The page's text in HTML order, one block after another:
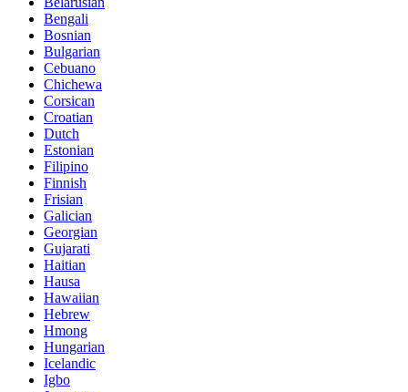
Bengali
Bosnian
Bulgarian
Cebuano
Chichewa
Corsican
Croatian
Dutch
Estonian
Filipino
Finnish
Frisian
Galician
Georgian
Gujarati
Haitian
Hausa
Hawaiian
Hebrew
Hmong
Hungarian
Icelandic
Igbo